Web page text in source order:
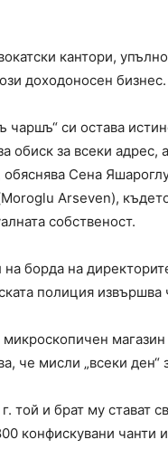
кантори,
доходоносен бизнес.
чаршъ“ си остава
обиск за всеки адрес,
обяснява Сена
Arseven),
собственост.
на борда на
полиция извършва
че мисли „всеки ден“
той и брат му стават
конфискувани чанти